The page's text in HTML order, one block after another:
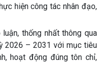
hiện công tác nhân đạo,
thống nhất thông qua
2026 – 2031 với mục tiêu
hoạt động đúng tôn chỉ,